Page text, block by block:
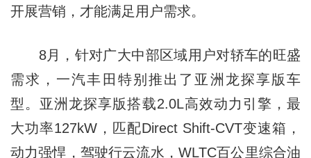
开展营销，才能满足用户需求。
8月，针对广大中部区域用户对轿车的旺盛
需求，一汽丰田特别推出了亚洲龙探享版车
型。亚洲龙探享版搭载2.0L高效动力引擎，最
大功率127kW，匹配Direct Shift-CVT变速箱，
动力强悍，驾驶行云流水，WLTC百公里综合油